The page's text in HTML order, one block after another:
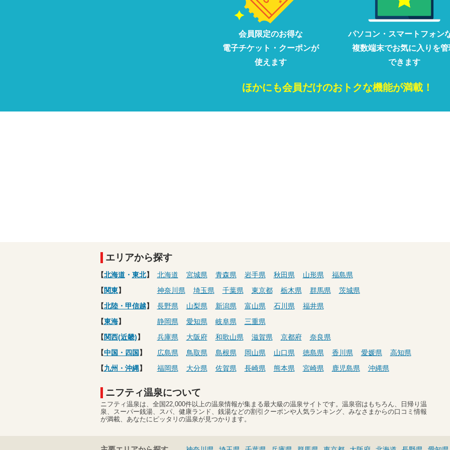
会員限定のお得な
電子チケット・クーポンが
使えます
パソコン・ スマートフォン
複数端末でお気に入りを管
できます
ほかにも会員だけのおトクな機能が満載！
エリアから探す
【北海道・ 東北】 北海道 宮城県 青森県 岩手県 秋田県 山形県
福島県
【関東】 神奈川県 埼玉県 千葉県 東京都 栃木県 群馬県
茨城県
【北陸・甲信越】 長野県 山梨県 新潟県 富山県 石川県
福井県
【東海】 静岡県 愛知県 岐阜県
三重県
【関西(近畿)】 兵庫県 大阪府 和歌山県 滋賀県 京都府
奈良県
【中国・四国 】 広島県 鳥取県 島根県 岡山県 山口県 徳島県 香川県 愛媛県
高知県
【九州・沖縄】 福岡県 大分県 佐賀県 長崎県 熊本県 宮崎県 鹿児島県 沖縄県
ニフティ温泉について
ニフティ温泉は、全国22,000件以上の温泉情報が集まる最大級の温泉サイトです。温泉宿はもちろん、日帰り温
泉、スーパー銭湯、スパ、健康ランド、銭湯などの割引クーポンや人気ランキング、みなさまからの口コミ情報
が満載、あなたにピッタリの温泉が見つかります。